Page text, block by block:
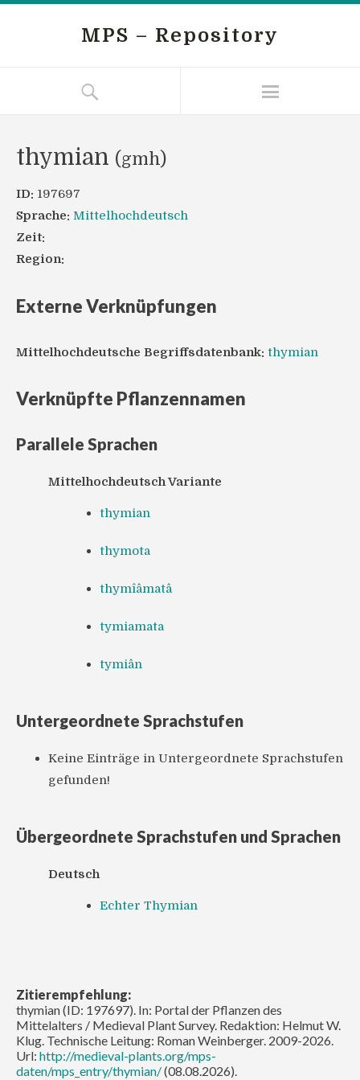
MPS – Repository
thymian (gmh)
ID: 197697
Sprache: Mittelhochdeutsch
Zeit:
Region:
Externe Verknüpfungen
Mittelhochdeutsche Begriffsdatenbank: thymian
Verknüpfte Pflanzennamen
Parallele Sprachen
Mittelhochdeutsch Variante
thymian
thymota
thymîâmatâ
tymiamata
tymiân
Untergeordnete Sprachstufen
Keine Einträge in Untergeordnete Sprachstufen
gefunden!
Übergeordnete Sprachstufen und Sprachen
Deutsch
Echter Thymian
Zitierempfehlung:
thymian (ID: 197697). In: Portal der Pflanzen des
Mittelalters / Medieval Plant Survey. Redaktion: Helmut W.
Klug. Technische Leitung: Roman Weinberger. 2009-2026.
Url: http://medieval-plants.org/mps-
daten/mps_entry/thymian/(08.08.2026).